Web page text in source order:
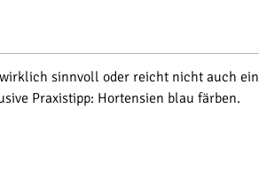
sinnvoll oder reicht nicht auch ein
Praxistipp: Hortensien blau färben.